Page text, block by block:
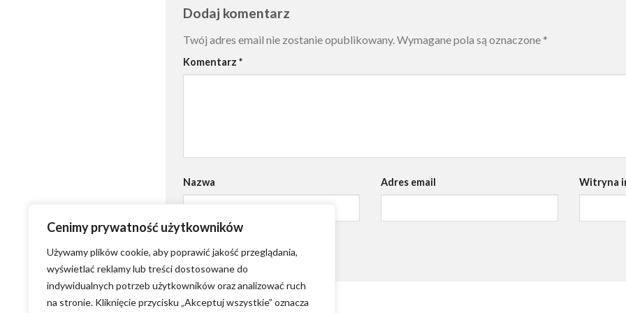
Cenimy prywatność użytkowników
Używamy plików cookie, aby poprawić jakość przeglądania,
wyświetlać reklamy lub treści dostosowane do
indywidualnych potrzeb użytkowników oraz analizować ruch
na stronie. Kliknięcie przycisku „Akceptuj wszystkie” oznacza
Dodaj komentarz
Twój adres email nie zostanie opublikowany.Wymagane pola są oznaczone *
Komentarz *
Nazwa Adres email Witryna